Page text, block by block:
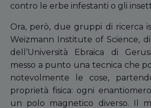
contro le erbe infestanti o gli
Ora, però, due gruppi di ricerca
Weizmann Institute of Science,
dell’Università Ebraica di
messo a punto una tecnica che
notevolmente le cose,
proprietà fisica: ogni
un polo magnetico diverso. Il